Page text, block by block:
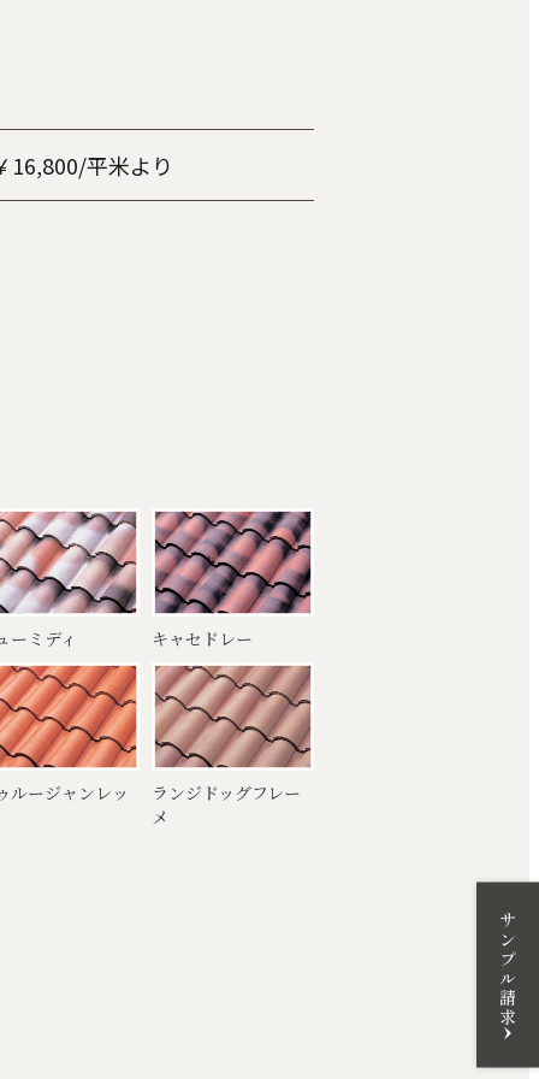
サンプル請求
平米より
ーミディ キャセドレー
ルージャンレッ
ランジドッグフレー
メ